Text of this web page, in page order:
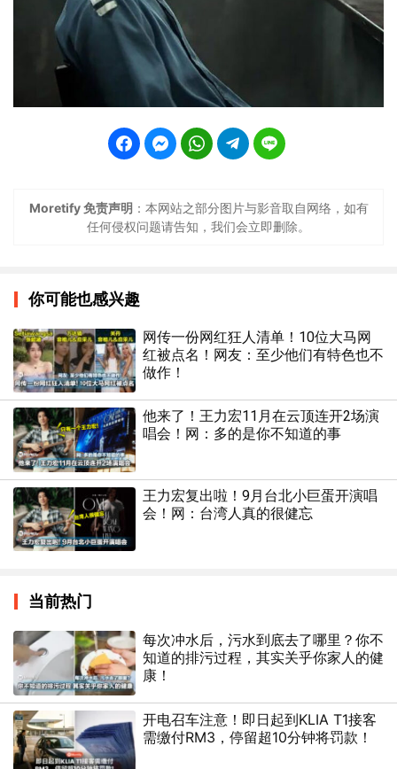
Moretify 免责声明 ：本网站之部分图片与影音取自网络，如有
任何侵权问题请告知，我们会立即删除。
你可能也感兴趣
网传一份网红狂人清单！10位大马网
红被点名！网友：至少他们有特色也不
做作！
他来了！王力宏11月在云顶连开2场演
唱会！网：多的是你不知道的事
王力宏复出啦！9月台北小巨蛋开演唱
会！网：台湾人真的很健忘
当前热门
每次冲水后，污水到底去了哪里？你不
知道的排污过程，其实关乎你家人的健
康！
开电召车注意！即日起到KLIA T1接客
需缴付RM3，停留超10分钟将罚款！